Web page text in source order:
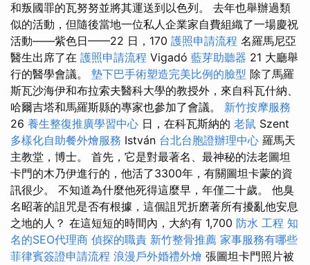
和叛國罪的瓦努努並將其運送到以色列。 去年也舉辦過類
似的活動，但隨後當地一位私人企業家自費組織了一場慶祝
活動——紫色日——22 日，170 護照申請流程 名羅馬尼亞
醫生出席了在 護照申請流程 Vigadó 藍芽助聽器 21 大廳舉
行的醫學會議。 墊下巴手術塑造完美比例的臉型 除了馬羅
斯瓦沙海伊和布拉索夫醫科大學的教授外，來自科瓦什納、
哈爾吉塔和馬羅斯縣的專家也參加了會議。 新竹按摩服務
26 養生整復推廣學習中心 日，在科瓦斯納的 老鼠 Szent
多樣化自助餐外燴服務 István 台北台胞證辦理中心 羅馬天
主教堂，博士。 首先，它是對最著名、最神秘的法老圖坦
卡門的木乃伊進行的，他活了3300年，有關圖坦卡蒙的資
訊很少。 不知道為什麼他死得這麼早，年僅二十歲。 他臭
名昭著的詛咒是否有根據，這個詛咒折磨著所有擾亂他安息
之地的人？ 在這短短的時間內，大約有 1,700 防水 工程 知
名的SEO代理商 偵探的職責 新竹整骨推薦 家事服務有哪些
菲律賓簽證申請流程 浪漫戶外婚禮外燴 張圖坦卡門照片被